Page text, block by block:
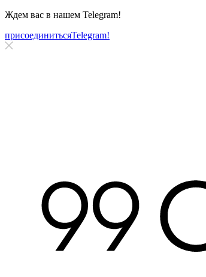
Ждем вас в нашем Telegram!
присоединитьсяTelegram!